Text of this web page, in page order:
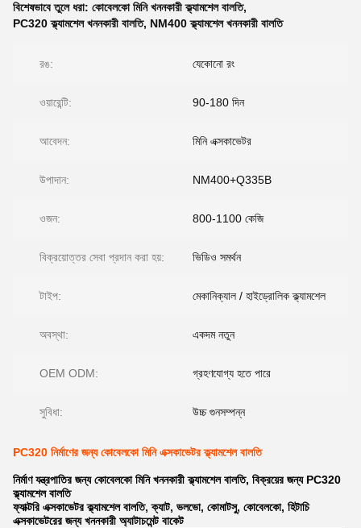
বিশেষভাবে তুলে ধরা: কোবেলকো মিনি খননকারী ক্ল্যামশেল বালতি,
PC320 ক্ল্যামশেল খননকারী বালতি, NM400 ক্ল্যামশেল খননকারী বালতি
রঙ: যেকোনো রং
ওয়ারেন্টি: 90-180 দিন
আবেদন: মিনি এক্সকাভেটর
উপাদান: NM400+Q335B
ওজন: 800-1100 কেজি
বিক্রয়োত্তর সেবা প্রদান করা হয়: ভিডিও সমর্থন
টাইপ: মেকানিক্যাল / হাইড্রোলিক ক্ল্যামশেল
অবস্থা: একদম নতুন
OEM ODM: গ্রহণযোগ্য হতে পারে
সুবিধা: উচ্চ গুনসম্পন্ন
PC320 নির্মাণের জন্য কোবেলকো মিনি এক্সকাভেটর ক্ল্যামশেল বালতি
নির্মাণ যন্ত্রপাতির জন্য কোবেলকো মিনি খননকারী ক্ল্যামশেল বালতি, বিক্রয়ের জন্য PC320
ক্ল্যামশেল বালতি
ফ্যাক্টরি এক্সকাভেটর ক্ল্যামশেল বালতি, ক্যাট, ভলভো, কোমাটসু, কোবেলকো, হিটাচি
এক্সকাভেটরের জন্য খননকারী অ্যাটাচমেন্ট বাকেট